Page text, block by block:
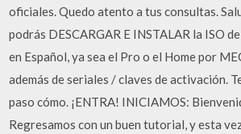
oficiales. Quedo atento a tus consultas.
podrás DESCARGAR E INSTALAR la ISO
en Español, ya sea el Pro o el Home por
además de seriales / claves de activación.
paso cómo. ¡ENTRA! INICIAMOS:
Regresamos con un buen tutorial, y esta